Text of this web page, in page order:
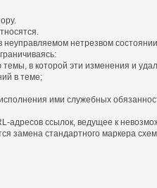
нетрезвом состоянии.
в которой эти изменения и
в теме;
ими служебных
адресов ссылок, ведущее к
замена стандартного маркера